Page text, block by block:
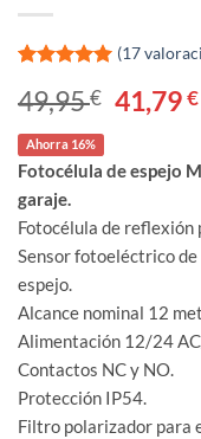
con5de 5
en base a
7
valoraciones
de clientes
(17
49,95€
El
precio
49,95 €.
41,79€
Ahorra 16%
Fotocélula de espejo
garaje.
Fotocélula de
Sensor fotoeléctrico
espejo.
Alcance nominal 12
Alimentación 12/24
Contactos NC y NO.
Protección IP54.
Filtro polarizador para